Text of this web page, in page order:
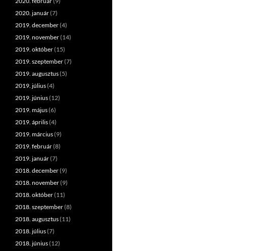
2020. január(7)
2019. december(4)
2019. november(14)
2019. október(15)
2019. szeptember(7)
2019. augusztus(5)
2019. július(4)
2019. június(12)
2019. május(6)
2019. április(4)
2019. március(9)
2019. február(8)
2019. január(7)
2018. december(9)
2018. november(9)
2018. október(11)
2018. szeptember(8)
2018. augusztus(11)
2018. július(7)
2018. június(12)